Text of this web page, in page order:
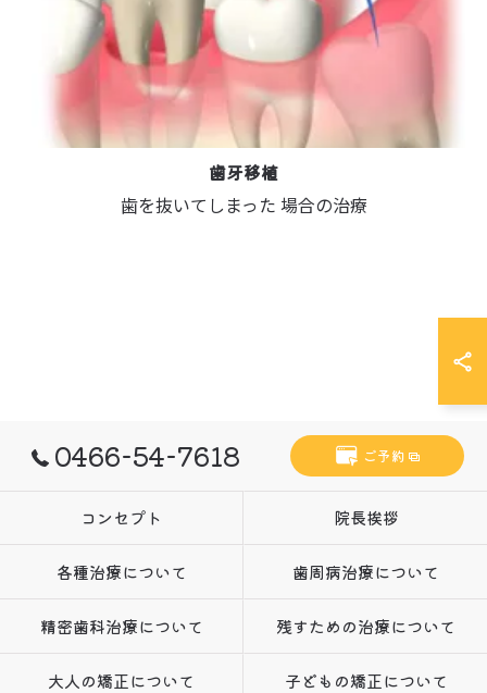
歯牙移植
歯を抜いてしまった 場合の治療
0466-54-7618 ご予約
コンセプト 院長挨拶
各種治療について 歯周病治療について
精密歯科治療について 残すための治療について
大人の矯正について 子どもの矯正について